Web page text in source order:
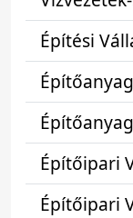
Építési
Építőipari
Építőipari